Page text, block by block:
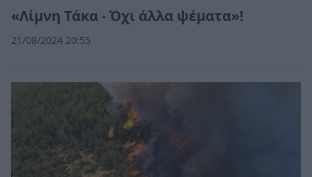
«Λίμνη Τάκα - Όχι άλλα ψέματα»!
21/08/2024 20:55